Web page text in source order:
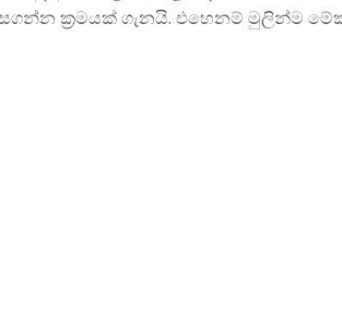
ක්‍රමයක් ගැනයි. එහෙනම් මුලින්ම